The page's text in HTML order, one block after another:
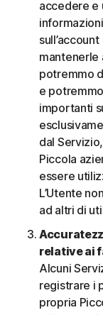
accedere e
mantenerle
potremmo
e
importanti
dal
Piccola
essere
L’Utente
ad altri di
relative ai
Alcuni
registrare i
propria